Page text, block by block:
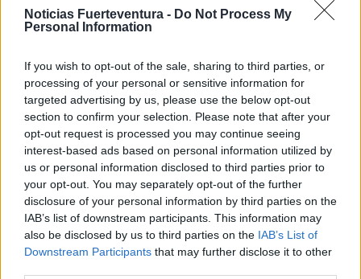
Noticias Fuerteventura - Do Not Process My
Personal Information
If you wish to opt-out of the sale, sharing to third parties, or
processing of your personal or sensitive information for
targeted advertising by us, please use the below opt-out
section to confirm your selection. Please note that after your
opt-out request is processed you may continue seeing
interest-based ads based on personal information utilized by
us or personal information disclosed to third parties prior to
your opt-out. You may separately opt-out of the further
disclosure of your personal information by third parties on the
IAB’s list of downstream participants. This information may
also be disclosed by us to third parties on the IAB’s List of
Downstream Participants that may further disclose it to other
tercero, también ex de Coalición, el alcalde de
Betancuria, Marcelino Cerdeña, pertenece a
Domínguez pertenece a AMF.
En estos cuatro casos hay que recordar que
Alejandro Jorge fue consejero con elPartido
Socialista, militó en elPartido Popular y ahora es
presidente y cabeza visible deNueva Canarias
Sergio Lloret comenzó con AMF , luego pasó a
Coalición Canariay ahora vuelve como
independiente deNueva CanariasyAMF